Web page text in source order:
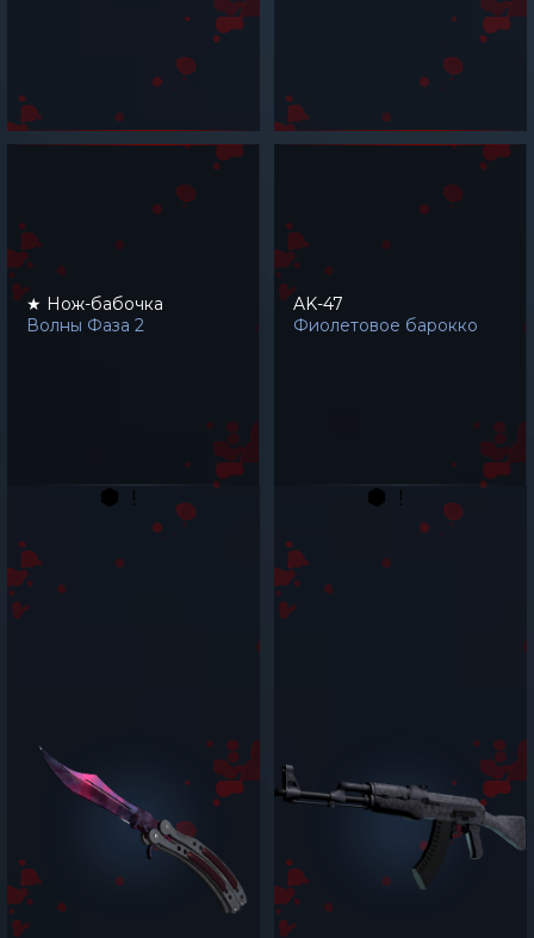
★ Нож-бабочка
Волны Фаза 2
AK-47
Фиолетовое барокко